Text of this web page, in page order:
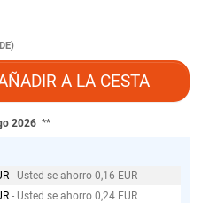
A LA CESTA
2026 **
- Usted se ahorro 0,16 EUR
- Usted se ahorro 0,24 EUR